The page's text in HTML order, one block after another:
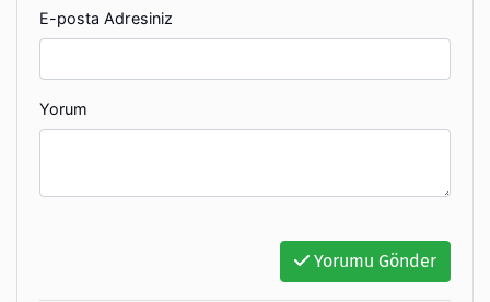
E-posta Adresiniz
Yorum
Yorumu Gönder